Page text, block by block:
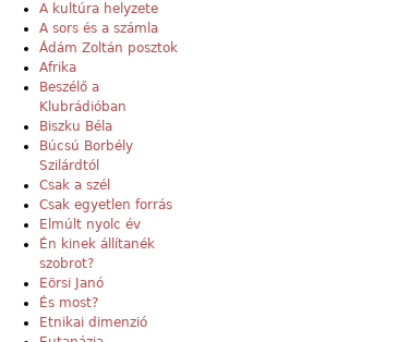
A kultúra helyzete
A sors és a számla
Ádám Zoltán posztok
Afrika
Beszélő a
Klubrádióban
Biszku Béla
Búcsú Borbély
Szilárdtól
Csak a szél
Csak egyetlen forrás
Elmúlt nyolc év
Én kinek állítanék
szobrot?
Eörsi Janó
És most?
Etnikai dimenzió